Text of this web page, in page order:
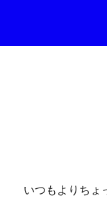
いつもよりちょ